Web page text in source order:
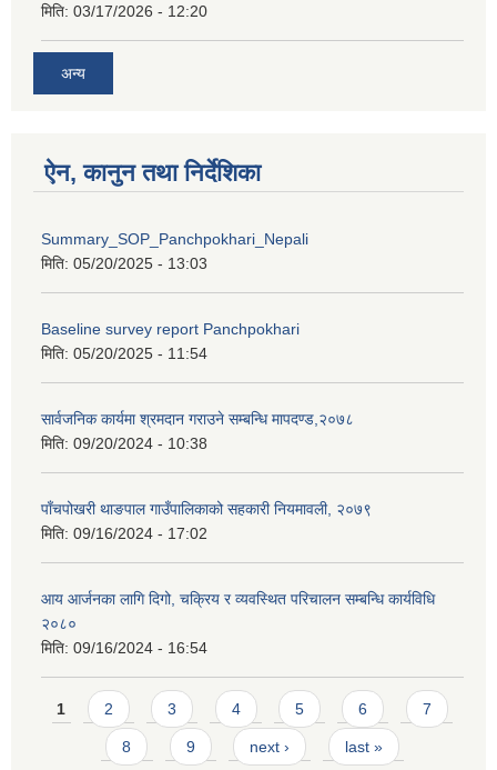
मिति: 03/17/2026 - 12:20
अन्य
ऐन, कानुन तथा निर्देशिका
Summary_SOP_Panchpokhari_Nepali
मिति: 05/20/2025 - 13:03
Baseline survey report Panchpokhari
मिति: 05/20/2025 - 11:54
सार्वजनिक कार्यमा श्रमदान गराउने सम्बन्धि मापदण्ड,२०७८
मिति: 09/20/2024 - 10:38
पाँचपोखरी थाङपाल गाउँपालिकाको सहकारी नियमावली, २०७९
मिति: 09/16/2024 - 17:02
आय आर्जनका लागि दिगो, चक्रिय र व्यवस्थित परिचालन सम्बन्धि कार्यविधि
२०८०
मिति: 09/16/2024 - 16:54
Pages
1 2 3 4 5 6 7
8 9 next › last »